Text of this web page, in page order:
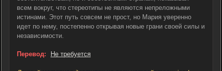
всем вокруг, что стереотипы не являются непреложными
истинами. Этот путь совсем не прост, но Мария уверенно
идет по нему, постепенно открывая новые грани своей силы и
независимости.
Перевод: Не требуется